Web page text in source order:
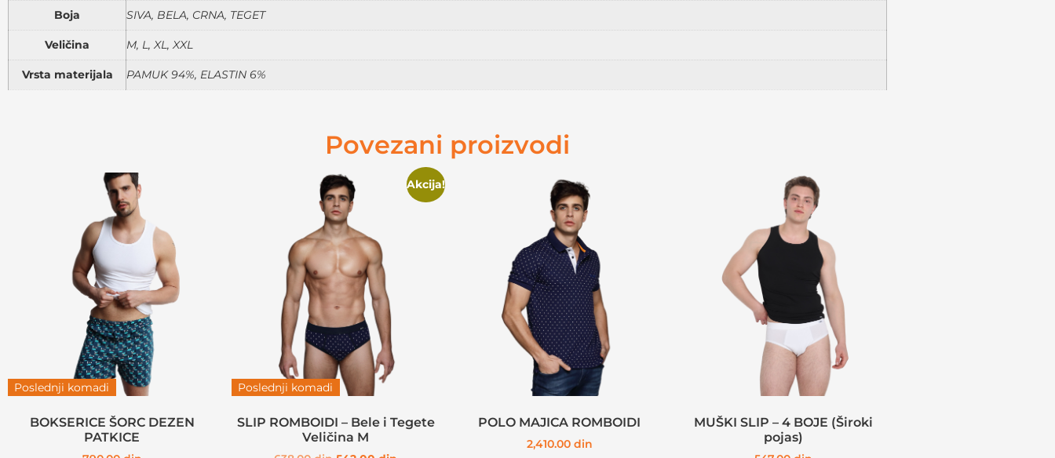
Boja SIVA, BELA, CRNA, TEGET
Veličina M, L, XL, XXL
Vrsta materijala PAMUK 94%, ELASTIN 6%
Povezani proizvodi
Poslednji komadi
BOKSERICE ŠORC DEZEN
PATKICE
Akcija!
Poslednji komadi
SLIP ROMBOIDI – Bele i Tegete
Veličina M
POLO MAJICA ROMBOIDI
2,410.00 din
MUŠKI SLIP – 4 BOJE (Široki
pojas)